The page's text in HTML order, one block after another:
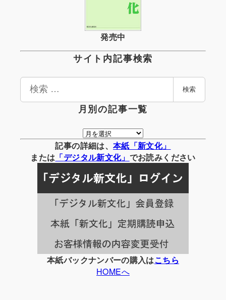
発売中
サイト内記事検索
検
検索
月別の記事一覧
月
別
の
事
一
覧
記事の詳細は、 本紙「新文化」
または 「デジタル新文化」 でお読みください
本紙バックナンバーの購入はこちら
HOMEへ